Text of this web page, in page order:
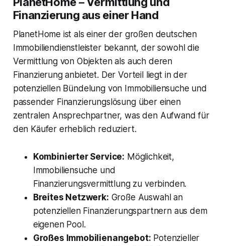
Finanzierung aus einer Hand
PlanetHome ist als einer der großen deutschen
Immobiliendienstleister bekannt, der sowohl die
Vermittlung von Objekten als auch deren
Finanzierung anbietet. Der Vorteil liegt in der
potenziellen Bündelung von Immobiliensuche und
passender Finanzierungslösung über einen
zentralen Ansprechpartner, was den Aufwand für
den Käufer erheblich reduziert.
Kombinierter Service: Möglichkeit,
Immobiliensuche und
Finanzierungsvermittlung zu verbinden.
Breites Netzwerk: Große Auswahl an
potenziellen Finanzierungspartnern aus dem
eigenen Pool.
Großes Immobilienangebot: Potenzieller